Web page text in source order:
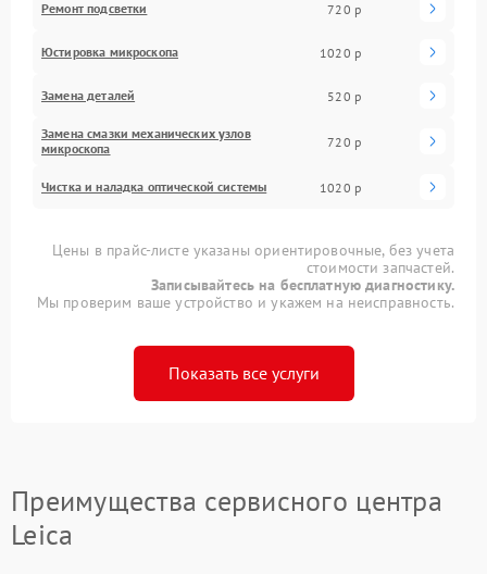
Ремонт подсветки 720 р
Юстировка микроскопа 1020 р
Замена деталей 520 р
Замена смазки механических узлов
микроскопа
720 р
Чистка и наладка оптической системы 1020 р
Цены в прайс-листе указаны ориентировочные, без учета
стоимости запчастей.
Записывайтесь на бесплатную диагностику.
Мы проверим ваше устройство и укажем на неисправность.
Показать все услуги
Преимущества сервисного центра
Leica